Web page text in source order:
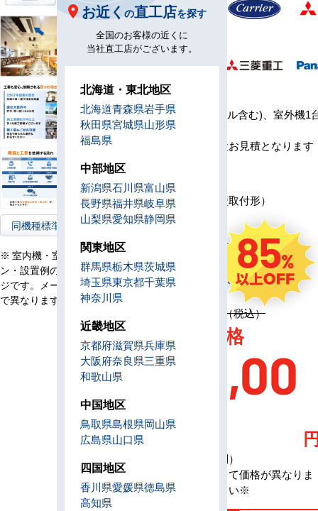
同機種標準型へ
※ 室内機・室外機・リモコ
ン・設置例の画像はイメー
ジです。メーカー、機種等
で異なります。
メ
カ
ー
セ
ッ
ト
室内機1台(パネル含む)、室外機1
コン1台
※工事費は別途お見積となります
モ
コ
ン
ワイヤード（壁取付形）
単相200V／三相200V
定
価
1,393,700円（税込）
85
定価 1,393,700円（税込）
AC特別価格
209,00
0
（税込・工事費別）
※メーカーによって価格が異なりま
す、お問合せ下さい※
お近く の直工店を探す
全国のお客様の近くに
当社直工店がございます。
北海道・東北地区
北海道青森県岩手県
秋田県宮城県山形県
福島県
中部地区
新潟県石川県富山県
長野県福井県岐阜県
山梨県愛知県静岡県
関東地区
群馬県栃木県茨城県
埼玉県東京都千葉県
神奈川県
近畿地区
京都府滋賀県兵庫県
大阪府奈良県三重県
和歌山県
中国地区
鳥取県島根県岡山県
広島県山口県
四国地区
香川県愛媛県徳島県
高知県